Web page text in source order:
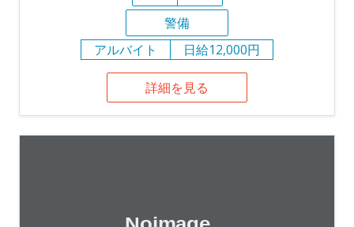
警備
アルバイト
日給12,000円
詳細を見る